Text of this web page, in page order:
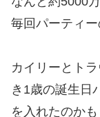
毎回パーティー
カイリーとト
き1歳の誕生日
を入れたのかも